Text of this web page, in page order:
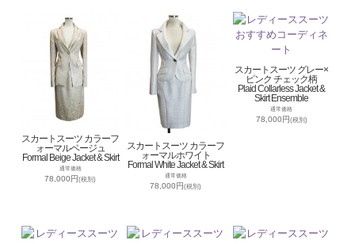
スカートスーツ カラーフ
ォーマルベージュ
Formal Beige Jacket & Skirt
通常価格
78,000円(税別)
スカートスーツ カラーフ
ォーマルホワイト
Formal White Jacket & Skirt
通常価格
78,000円(税別)
スカートスーツ グレー×
ピンク チェック柄
Plaid Collarless Jacket &
Skirt Ensemble
通常価格
78,000円(税別)